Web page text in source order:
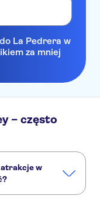
La Pedrera w
za mniej
– często
w